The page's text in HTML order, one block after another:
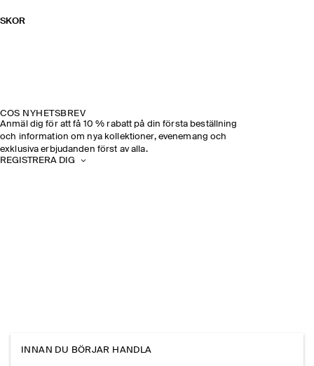
SKOR
COS NYHETSBREV
Anmäl dig för att få 10 % rabatt på din första beställning
och information om nya kollektioner, evenemang och
exklusiva erbjudanden först av alla.
REGISTRERA DIG
INNAN DU BÖRJAR HANDLA